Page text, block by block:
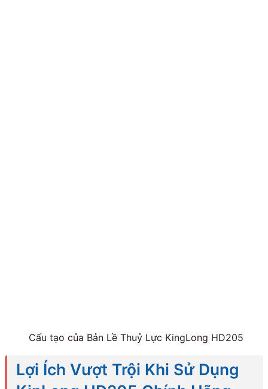
Cấu tạo của Bản Lề Thuỷ Lực KingLong HD205
Lợi Ích Vượt Trội Khi Sử Dụng